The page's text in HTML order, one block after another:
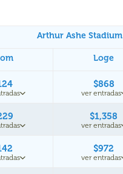
Arthur Ashe Stadium
Loge
$868
ver entradas
$1,358
ver entradas
$972
ver entradas